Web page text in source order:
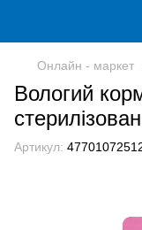
Онлайн - маркет
Вологий
Артикул: